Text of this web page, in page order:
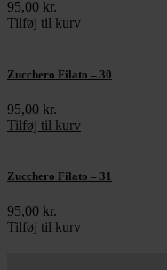
95,00 kr.
Tilføj til kurv
Zucchero Filato – 30
95,00 kr.
Tilføj til kurv
Zucchero Filato – 31
95,00 kr.
Tilføj til kurv